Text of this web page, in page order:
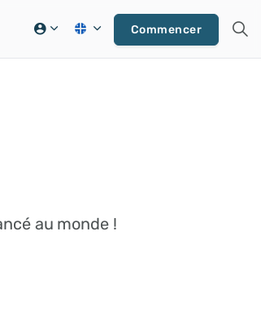
Commencer
au monde !